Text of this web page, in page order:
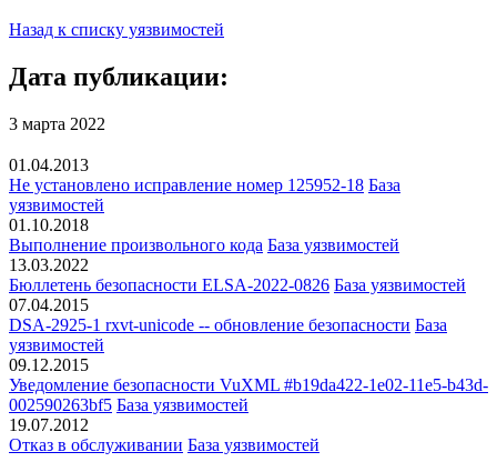
Назад к списку уязвимостей
Дата публикации:
3 марта 2022
01.04.2013
Не установлено исправление номер 125952-18 База
уязвимостей
01.10.2018
Выполнение произвольного кода База уязвимостей
13.03.2022
Бюллетень безопасности ELSA-2022-0826 База уязвимостей
07.04.2015
DSA-2925-1 rxvt-unicode -- обновление безопасности База
уязвимостей
09.12.2015
Уведомление безопасности VuXML #b19da422-1e02-11e5-b43d-
002590263bf5 База уязвимостей
19.07.2012
Отказ в обслуживании База уязвимостей